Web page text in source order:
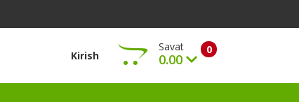
Kirish 0
Savat
0.00